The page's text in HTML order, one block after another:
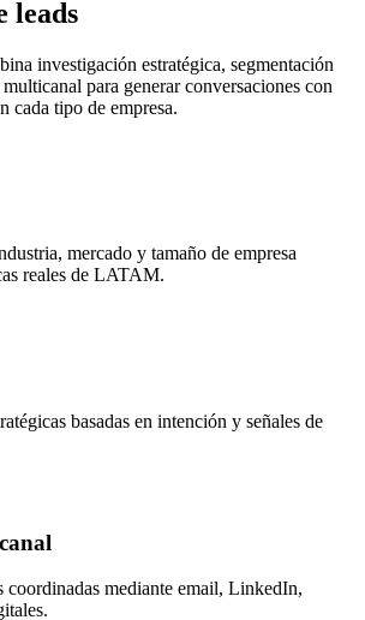
leads
investigación estratégica, segmentación
para generar conversaciones con
cada tipo de empresa.
mercado y tamaño de empresa
reales de LATAM.
basadas en intención y señales de
coordinadas mediante email, LinkedIn,